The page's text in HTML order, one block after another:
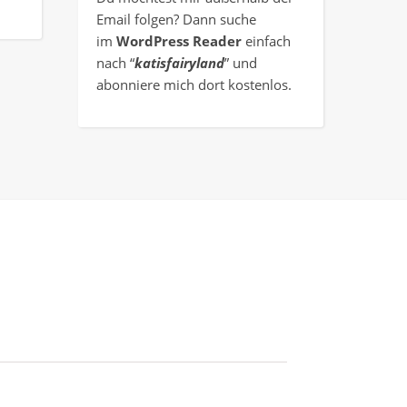
Email folgen? Dann suche
im WordPress Reader einfach
nach “katisfairyland” und
abonniere mich dort kostenlos.